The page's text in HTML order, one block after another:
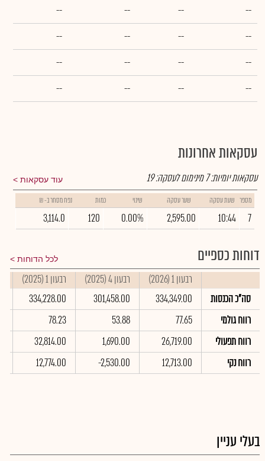
--
--
--
--
--
--
--
--
--
--
--
--
--
--
--
--
עסקאות אחרונות
עוד עסקאות עסקאות יומיות:7מינימום לעסקה:19
מספר שעת עסקה שער עסקה שינוי כמות נפח מסחר ב- ₪
7
10:44
2,595.00
0.00%
120
3,114.0
דוחות כספיים לכל הדוחות
רבעון 1 (2026) רבעון 4 (2025) רבעון 1 (2025)
סה"כ הכנסות
334,349.00
301,458.00
334,228.00
רווח גולמי
77.65
53.88
78.23
רווח תפעולי
26,719.00
1,690.00
32,814.00
רווח נקי
12,713.00
-2,530.00
12,774.00
בעלי עניין